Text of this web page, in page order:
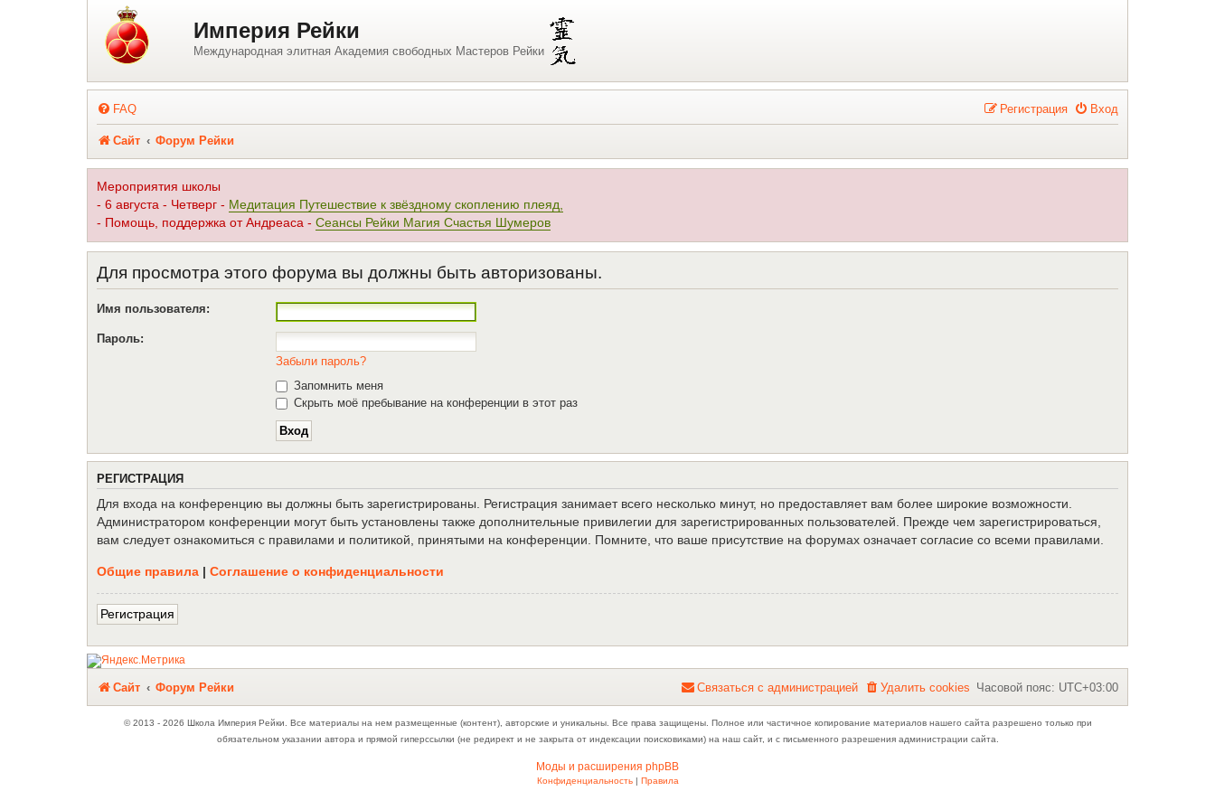
Регистрация Империя Рейки
Международная элитная Академия свободных Мастеров Рейки
FAQ Вход
Регистрация
Сайт Форум Рейки
Мероприятия школы
- 6 августа - Четверг - Медитация Путешествие к звёздному скоплению плеяд,
- Помощь, поддержка от Андреаса - Сеансы Рейки Магия Счастья Шумеров
Для просмотра этого форума вы должны быть авторизованы.
Имя пользователя:
Пароль:
Забыли пароль?
Запомнить меня
Скрыть моё пребывание на конференции в этот раз
РЕГИСТРАЦИЯ
Для входа на конференцию вы должны быть зарегистрированы. Регистрация занимает всего несколько минут, но предоставляет вам более широкие возможности.
Администратором конференции могут быть установлены также дополнительные привилегии для зарегистрированных пользователей. Прежде чем зарегистрироваться,
вам следует ознакомиться с правилами и политикой, принятыми на конференции. Помните, что ваше присутствие на форумах означает согласие со всеми правилами.
Общие правила | Соглашение о конфиденциальности
Регистрация
Сайт Форум Рейки Часовой пояс: UTC+03:00
Удалить cookies
Связаться с
Связаться с администрацией
© 2013 - 2026 Школа Империя Рейки. Все материалы на нем размещенные (контент), авторские и уникальны. Все права защищены. Полное или частичное копирование материалов нашего сайта разрешено только при
обязательном указании автора и прямой гиперссылки (не редирект и не закрыта от индексации поисковиками) на наш сайт, и с письменного разрешения администрации сайта.
Моды и расширения phpBB
Конфиденциальность| Правила